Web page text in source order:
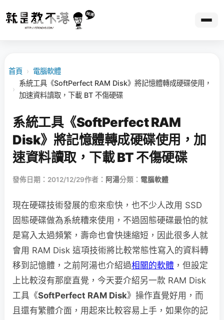
首頁 › 電腦軟體
›
系統工具《SoftPerfect RAM Disk》將記憶體轉成硬碟使用，
加速資料讀取，下載 BT 不傷硬碟
系統工具《SoftPerfect RAM
Disk》將記憶體轉成硬碟使用，加
速資料讀取，下載 BT 不傷硬碟
發佈日期：2012/12/29作者： 阿湯分類： 電腦軟體
現在硬碟技術發展的愈來愈快，也不少人改用 SSD
固態硬碟做為系統糟來使用，不過固態硬碟最怕的就
是寫入太過頻繁，壽命也會快速縮短，因此很多人就
會用 RAM Disk 這項技術將比較常態性寫入的資料轉
移到記憶體，之前阿湯也介紹過相關的軟體 ，但設定
上比較沒有那麼直覺，今天要介紹另一款 RAM Disk
工具《SoftPerfect RAM Disk》操作直覺好用，而
且還有繁體介面，用起來比較容易上手，如果你的記